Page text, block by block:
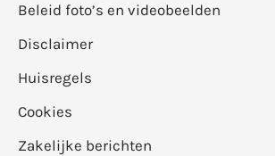
Beleid foto’s en videobeelden
Disclaimer
Huisregels
Cookies
Zakelijke berichten